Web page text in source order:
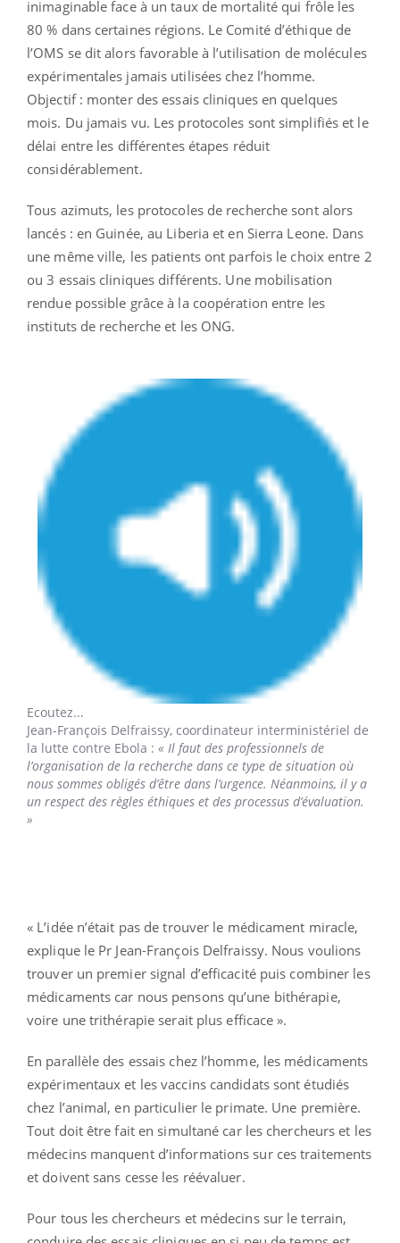
inimaginable face à un taux de mortalité qui frôle les
80 % dans certaines régions. Le Comité d’éthique de
l’OMS se dit alors favorable à l’utilisation de molécules
expérimentales jamais utilisées chez l’homme.
Objectif : monter des essais cliniques en quelques
mois. Du jamais vu. Les protocoles sont simplifiés et le
délai entre les différentes étapes réduit
considérablement.
Tous azimuts, les protocoles de recherche sont alors
lancés : en Guinée, au Liberia et en Sierra Leone. Dans
une même ville, les patients ont parfois le choix entre 2
ou 3 essais cliniques différents. Une mobilisation
rendue possible grâce à la coopération entre les
instituts de recherche et les ONG.
Ecoutez...
Jean-François Delfraissy, coordinateur interministériel de
la lutte contre Ebola : « Il faut des professionnels de
l’organisation de la recherche dans ce type de situation où
nous sommes obligés d’être dans l’urgence. Néanmoins, il y a
un respect des règles éthiques et des processus d’évaluation.
»
« L’idée n’était pas de trouver le médicament miracle,
explique le Pr Jean-François Delfraissy. Nous voulions
trouver un premier signal d’efficacité puis combiner les
médicaments car nous pensons qu’une bithérapie,
voire une trithérapie serait plus efficace ».
En parallèle des essais chez l’homme, les médicaments
expérimentaux et les vaccins candidats sont étudiés
chez l’animal, en particulier le primate. Une première.
Tout doit être fait en simultané car les chercheurs et les
médecins manquent d’informations sur ces traitements
et doivent sans cesse les réévaluer.
Pour tous les chercheurs et médecins sur le terrain,